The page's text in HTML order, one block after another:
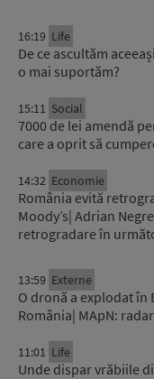
16:19 Life
De ce ascultăm
o mai suportăm?
15:11 Social
7000 de lei amendă
care a oprit să
14:32 Economie
România evită
Moody’s| Adrian
retrogradare în
13:59 Externe
O dronă a explodat în
România| MApN:
11:01 Life
Unde dispar vrăbiile